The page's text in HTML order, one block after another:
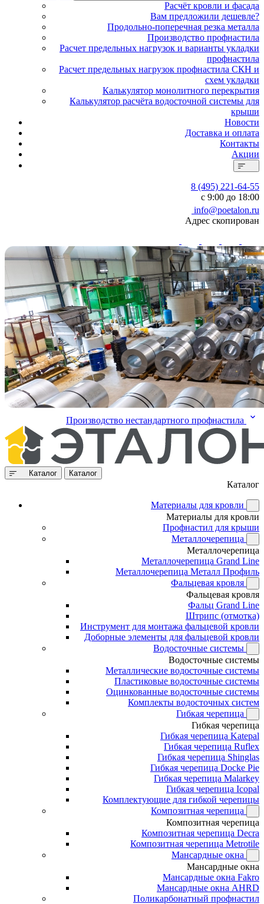
Расчёт кровли и фасада
Вам предложили дешевле?
Продольно-поперечная резка металла
Производство профнастила
Расчет предельных нагрузок и варианты укладки
профнастила
Расчет предельных нагрузок профнастила СКН и
схем укладки
Калькулятор монолитного перекрытия
Калькулятор расчёта водосточной системы для
крыши
Новости
Доставка и оплата
Контакты
Акции
8 (495) 221-64-55
с 9:00 до 18:00
info@poetalon.ru
Адрес скопирован
Производство нестандартного профнастила
Каталог Каталог
Каталог
Материалы для кровли
Материалы для кровли
Профнастил для крыши
Металлочерепица
Металлочерепица
Металлочерепица Grand Line
Металлочерепица Металл Профиль
Фальцевая кровля
Фальцевая кровля
Фальц Grand Line
Штрипс (отмотка)
Инструмент для монтажа фальцевой кровли
Доборные элементы для фальцевой кровли
Водосточные системы
Водосточные системы
Металлические водосточные системы
Пластиковые водосточные системы
Оцинкованные водосточные системы
Комплекты водосточных систем
Гибкая черепица
Гибкая черепица
Гибкая черепица Katepal
Гибкая черепица Ruflex
Гибкая черепица Shinglas
Гибкая черепица Docke Pie
Гибкая черепица Malarkey
Гибкая черепица Icopal
Комплектующие для гибкой черепицы
Композитная черепица
Композитная черепица
Композитная черепица Decra
Композитная черепица Metrotile
Мансардные окна
Мансардные окна
Мансардные окна Fakro
Мансардные окна AHRD
Поликарбонатный профнастил